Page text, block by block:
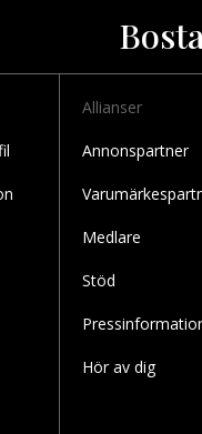
Allianser
Annonspartner
Medlare
Stöd
Hör av dig